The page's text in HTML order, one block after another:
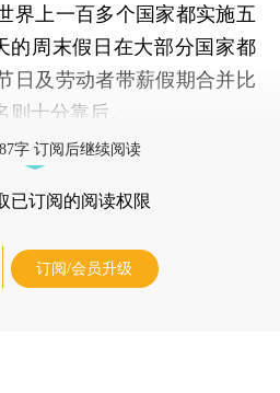
界上一百多个国家都实施五
的周末假日在大部分国家都
日及劳动者带薪假期合并比
十分靠后。
字 订阅后继续阅读
已订阅的阅读权限
订阅/会员升级